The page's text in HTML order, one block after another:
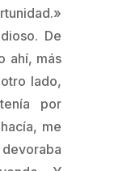
De
ahí, más
lado,
por
me